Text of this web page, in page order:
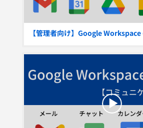
【管理者向け】Google Workspace